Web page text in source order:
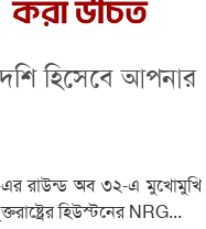
হিসেবে আপনার
রাউন্ড অব ৩২-এ মুখোমুখি
হিউস্টনের NRG...